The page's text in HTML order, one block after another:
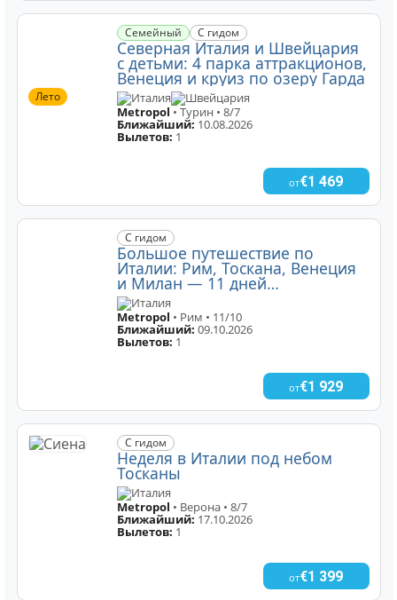
Семейный С гидом
Северная Италия и Швейцария
с детьми: 4 парка аттракционов,
Венеция и круиз по озеру Гарда
Лето Италия
Швейцария
Metropol • Турин • 8/7
Ближайший:10.08.2026
Вылетов: 1
от€1 469
С гидом
Большое путешествие по
Италии: Рим, Тоскана, Венеция
и Милан — 11 дней
вдохновения
Италия
Metropol • Рим • 11/10
Ближайший: 09.10.2026
Вылетов: 1
от€1 929
С гидом
Неделя в Италии под небом
Тосканы
Италия
Metropol • Верона • 8/7
Ближайший:17.10.2026
Вылетов: 1
от€1 399